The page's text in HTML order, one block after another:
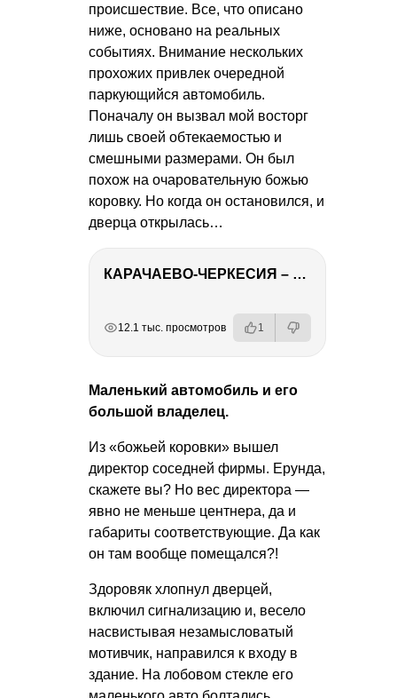
происшествие. Все, что описано
ниже, основано на реальных
событиях. Внимание нескольких
прохожих привлек очередной
паркующийся автомобиль.
Поначалу он вызвал мой восторг
лишь своей обтекаемостью и
смешными размерами. Он был
похож на очаровательную божью
коровку. Но когда он остановился, и
дверца открылась…
КАРАЧАЕВО-ЧЕРКЕСИЯ – ПУТЕШЕСТВИЕ НА КАВКАЗ часть 2
12.1 тыс. просмотров 1
Маленький автомобиль и его
большой владелец.
Из «божьей коровки» вышел
директор соседней фирмы. Ерунда,
скажете вы? Но вес директора —
явно не меньше центнера, да и
габариты соответствующие. Да как
он там вообще помещался?!
Здоровяк хлопнул дверцей,
включил сигнализацию и, весело
насвистывая незамысловатый
мотивчик, направился к входу в
здание. На лобовом стекле его